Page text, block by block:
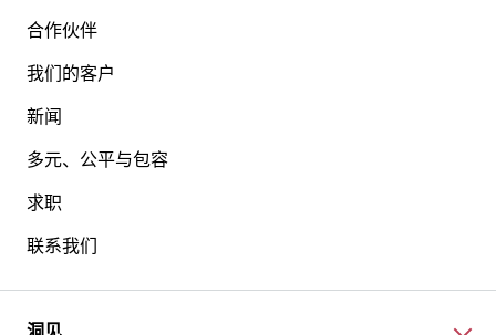
合作伙伴
我们的客户
新闻
多元、公平与包容
求职
联系我们
洞见